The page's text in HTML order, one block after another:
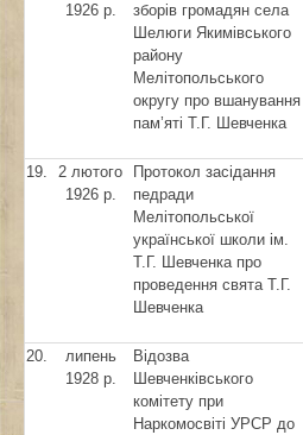
1926 р.
зборів громадян села
Шелюги Якимівського
району
Мелітопольського
округу про вшанування
пам’яті Т.Г. Шевченка
19.
2 лютого
1926 р.
Протокол засідання
педради
Мелітопольської
української школи ім.
Т.Г. Шевченка про
проведення свята Т.Г.
Шевченка
20.
липень
1928 р.
Відозва
Шевченківського
комітету при
Наркомосвіті УРСР до